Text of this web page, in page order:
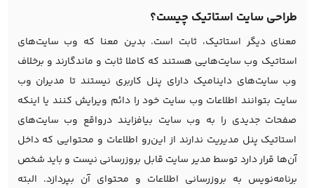
طراحی سایت استاتیک چیست؟
معنای دیگر استاتیک، ثابت است. بدین معنا که وب سایت‌های
استاتیک وب سایت‌هایی هستند که کاملا ثابت و ماندگارند و برخلاف
وب سایت‌های داینامیک دارای پنل کاربری نیستند تا مدیران وب
سایت بتوانند اطلاعات وب سایت خود را دائم ویرایش کنند یا اینکه
صفحات جدیدی را به وب سایت بیافزایند درواقع وب سایت‌های
استاتیک پنل مدیریت ندارند از این‌رو اطلاعات و محتوایی که داخل
آن‌ها قرار دارد توسط مدیر سایت قابل بروزرسانی نیست و باید شخص
برنامه‌نویس به بروزرسانی اطلاعات و محتوای آن بپردازد. البته